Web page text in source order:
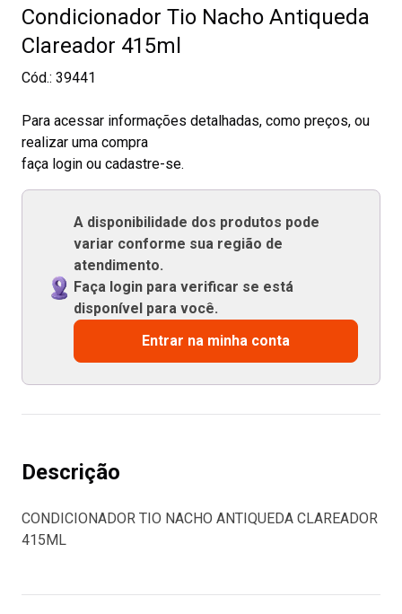
Condicionador Tio Nacho Antiqueda
Clareador 415ml
Cód.: 39441
Para acessar informações detalhadas, como preços, ou
realizar uma compra
faça login ou cadastre-se.
A disponibilidade dos produtos pode
variar conforme sua região de
atendimento.
Faça login para verificar se está
disponível para você.
Entrar na minha conta
Descrição
CONDICIONADOR TIO NACHO ANTIQUEDA CLAREADOR
415ML